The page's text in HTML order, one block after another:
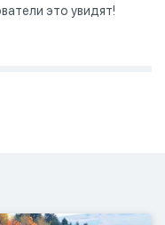
это увидят!